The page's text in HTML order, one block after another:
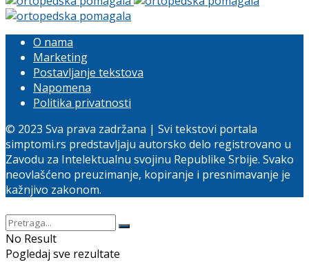
O nama
Marketing
Postavljanje tekstova
Napomena
Politika privatnosti
© 2023 Sva prava zadržana | Svi tekstovi portala
simptomi.rs predstavljaju autorsko delo registrovano u
Zavodu za Intelektualnu svojinu Republike Srbije. Svako
neovlašćeno preuzimanje, kopiranje i presnimavanje je
kažnjivo zakonom.
No Result
Pogledaj sve rezultate